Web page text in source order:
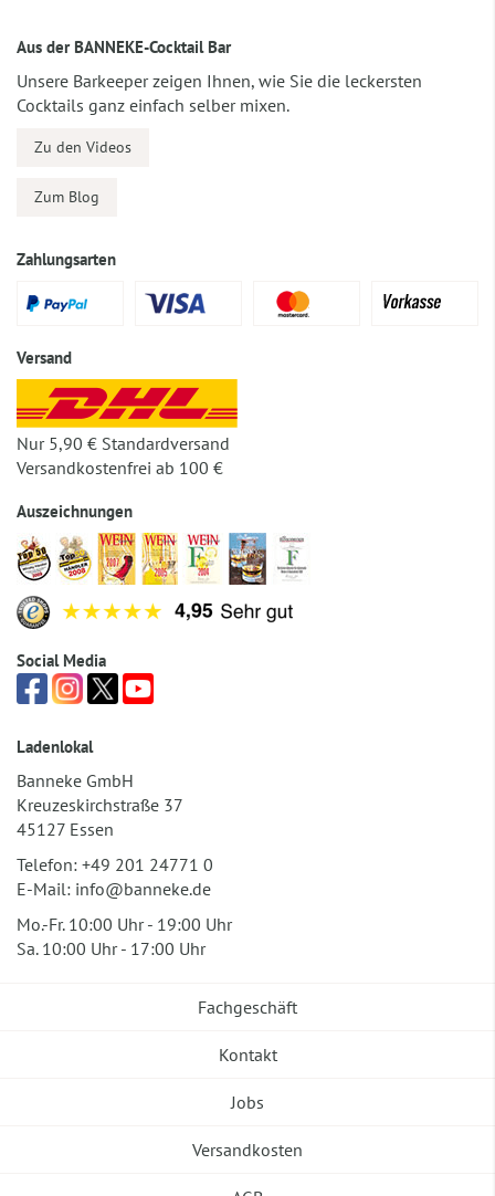
Aus der BANNEKE-Cocktail Bar
Unsere Barkeeper zeigen Ihnen, wie Sie die leckersten
Cocktails ganz einfach selber mixen.
Zu den Videos
Zum Blog
Zahlungsarten
Versand
Nur 5,90 € Standardversand
Versandkostenfrei ab 100 €
Auszeichnungen
Social Media
Ladenlokal
Banneke GmbH
Kreuzeskirchstraße 37
45127 Essen
Telefon: +49 201 24771 0
E-Mail: info@banneke.de
Mo.-Fr. 10:00 Uhr - 19:00 Uhr
Sa. 10:00 Uhr - 17:00 Uhr
Fachgeschäft
Kontakt
Jobs
Versandkosten